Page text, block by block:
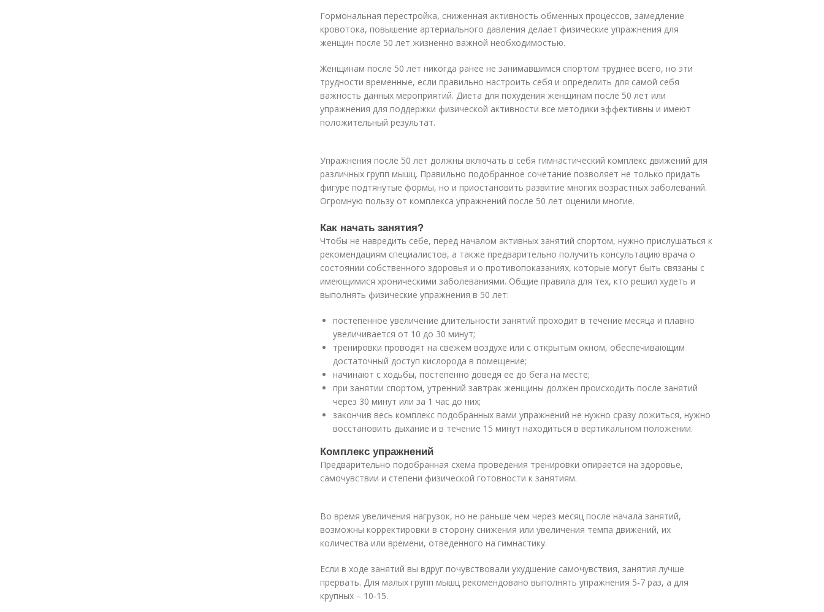
Гормональная перестройка, сниженная активность обменных процессов, замедление
кровотока, повышение артериального давления делает физические упражнения для
женщин после 50 лет жизненно важной необходимостью.
Женщинам после 50 лет никогда ранее не занимавшимся спортом труднее всего, но эти
трудности временные, если правильно настроить себя и определить для самой себя
важность данных мероприятий. Диета для похудения женщинам после 50 лет или
упражнения для поддержки физической активности все методики эффективны и имеют
положительный результат.
Упражнения после 50 лет должны включать в себя гимнастический комплекс движений для
различных групп мышц. Правильно подобранное сочетание позволяет не только придать
фигуре подтянутые формы, но и приостановить развитие многих возрастных заболеваний.
Огромную пользу от комплекса упражнений после 50 лет оценили многие.
Как начать занятия?
Чтобы не навредить себе, перед началом активных занятий спортом, нужно прислушаться к
рекомендациям специалистов, а также предварительно получить консультацию врача о
состоянии собственного здоровья и о противопоказаниях, которые могут быть связаны с
имеющимися хроническими заболеваниями. Общие правила для тех, кто решил худеть и
выполнять физические упражнения в 50 лет:
постепенное увеличение длительности занятий проходит в течение месяца и плавно
увеличивается от 10 до 30 минут;
тренировки проводят на свежем воздухе или с открытым окном, обеспечивающим
достаточный доступ кислорода в помещение;
начинают с ходьбы, постепенно доведя ее до бега на месте;
при занятии спортом, утренний завтрак женщины должен происходить после занятий
через 30 минут или за 1 час до них;
закончив весь комплекс подобранных вами упражнений не нужно сразу ложиться, нужно
восстановить дыхание и в течение 15 минут находиться в вертикальном положении.
Комплекс упражнений
Предварительно подобранная схема проведения тренировки опирается на здоровье,
самочувствии и степени физической готовности к занятиям.
Во время увеличения нагрузок, но не раньше чем через месяц после начала занятий,
возможны корректировки в сторону снижения или увеличения темпа движений, их
количества или времени, отведенного на гимнастику.
Если в ходе занятий вы вдруг почувствовали ухудшение самочувствия, занятия лучше
прервать. Для малых групп мышц рекомендовано выполнять упражнения 5-7 раз, а для
крупных – 10-15.